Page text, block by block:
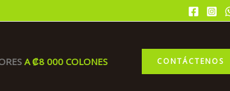
A ₡8 000 COLONES CONTÁCTENOS